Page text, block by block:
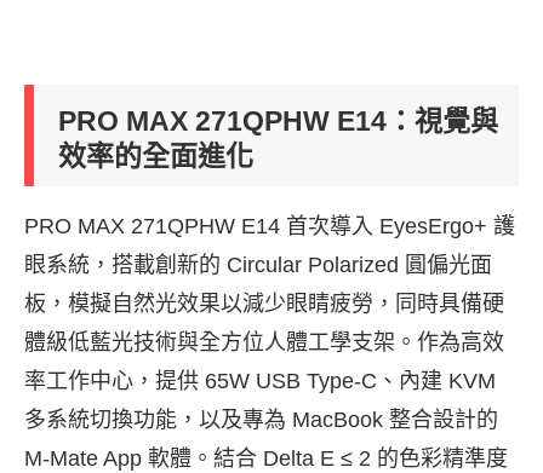
PRO MAX 271QPHW E14 ：視覺與
效率的全面進化
PRO MAX 271QPHW E14 首次導入 EyesErgo+ 護
眼系統，搭載創新的 Circular Polarized 圓偏光面
板，模擬自然光效果以減少眼睛疲勞，同時具備硬
體級低藍光技術與全方位人體工學支架。作為高效
率工作中心，提供 65W USB Type-C、內建 KVM
多系統切換功能，以及專為 MacBook 整合設計的
M-Mate App 軟體。結合 Delta E ≤ 2 的色彩精準度